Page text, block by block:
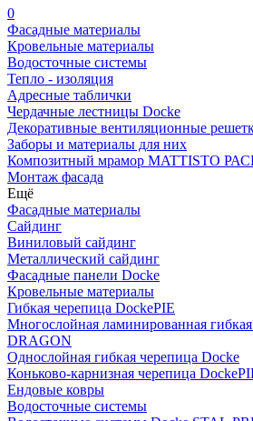
0
Фасадные материалы
Кровельные материалы
Водосточные системы
Тепло - изоляция
Адресные таблички
Чердачные лестницы Docke
Декоративные вентиляционные
Заборы и материалы для них
Композитный мрамор MATTISTO
Монтаж фасада
Ещё
Фасадные материалы
Сайдинг
Виниловый сайдинг
Металлический сайдинг
Фасадные панели Docke
Кровельные материалы
Гибкая черепица DockePIE
Многослойная ламинированная
DRAGON
Однослойная гибкая черепица Docke
Коньково-карнизная черепица
Ендовые ковры
Водосточные системы